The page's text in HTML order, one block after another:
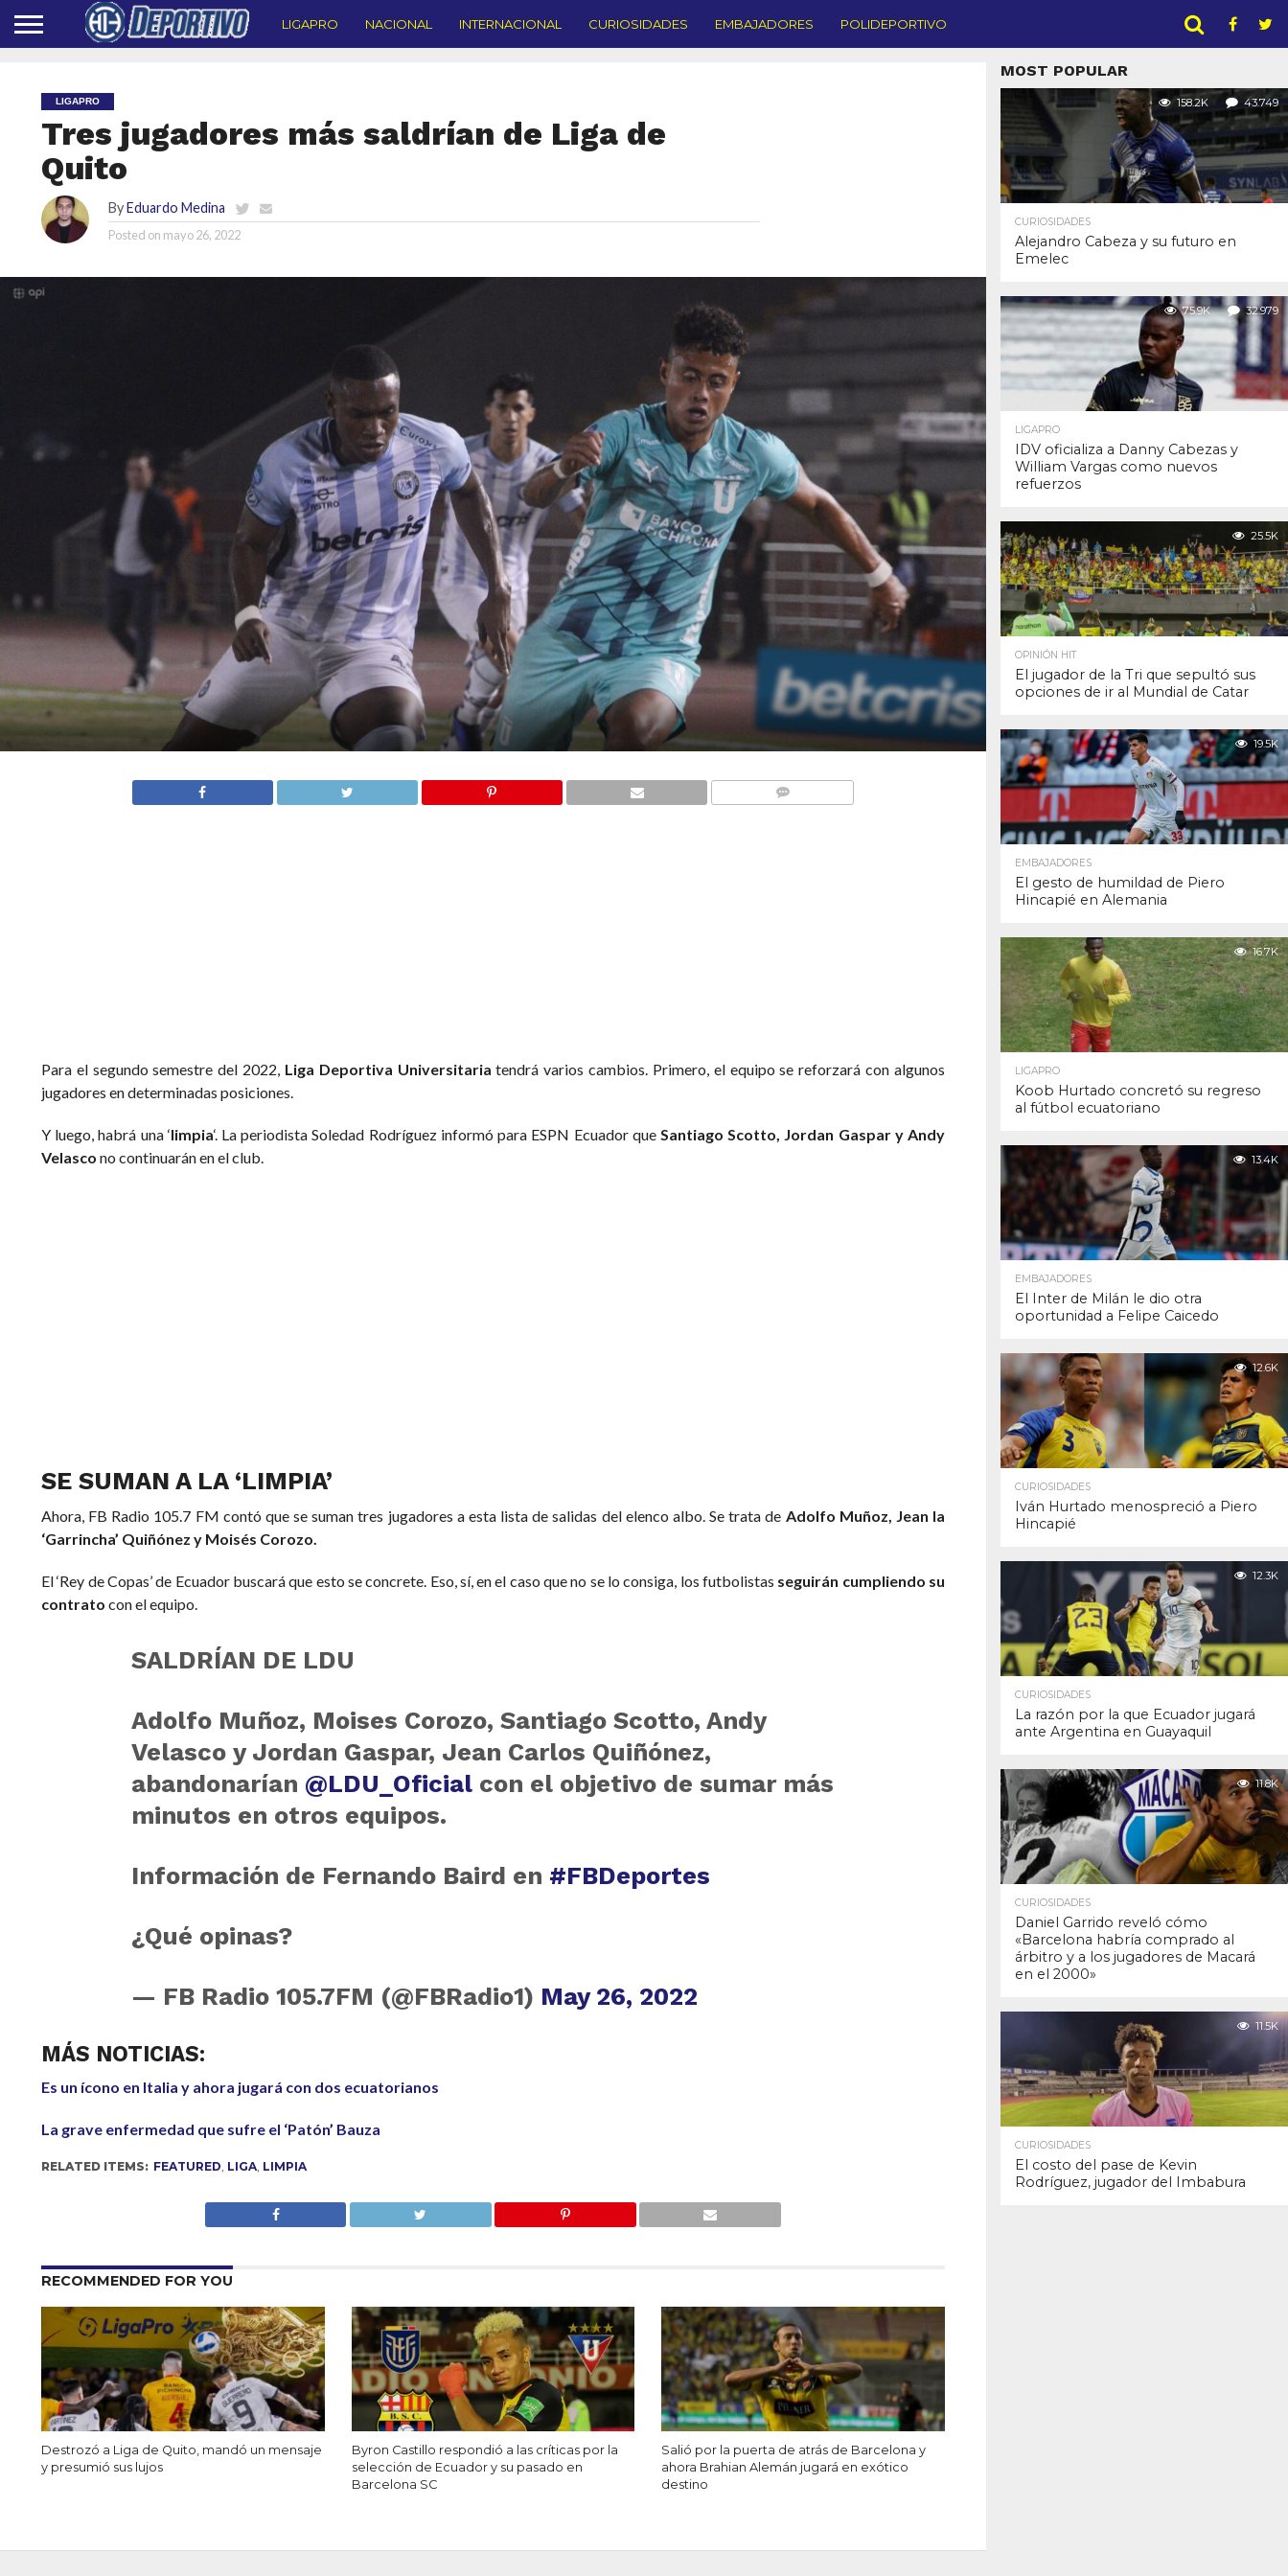
LIGAPRO NACIONAL INTERNACIONAL CURIOSIDADES EMBAJADORES POLIDEPORTIVO
LIGAPRO
Tres jugadores más saldrían de Liga de
Quito
ByEduardo Medina
Posted on mayo 26, 2022
Para el segundo semestre del 2022, Liga Deportiva Universitaria tendrá varios cambios. Primero, el equipo se reforzará con algunos
jugadores en determinadas posiciones.
Y luego, habrá una ‘limpia‘. La periodista Soledad Rodríguez informó para ESPN Ecuador que Santiago Scotto, Jordan Gaspar y Andy
Velasco no continuarán en el club.
SE SUMAN A LA ‘LIMPIA’
Ahora, FB Radio 105.7 FM contó que se suman tres jugadores a esta lista de salidas del elenco albo. Se trata de Adolfo Muñoz, Jean la
‘Garrincha’ Quiñónez y Moisés Corozo.
El ‘Rey de Copas’ de Ecuador buscará que esto se concrete. Eso, sí, en el caso que no se lo consiga, los futbolistas seguirán cumpliendo su
contrato con el equipo.
SALDRÍAN DE LDU
Adolfo Muñoz, Moises Corozo, Santiago Scotto, Andy
Velasco y Jordan Gaspar, Jean Carlos Quiñónez,
abandonarían @LDU_Oficial con el objetivo de sumar más
minutos en otros equipos.
Información de Fernando Baird en #FBDeportes
¿Qué opinas?
— FB Radio 105.7FM (@FBRadio1) May 26, 2022
MÁS NOTICIAS:
Es un ícono en Italia y ahora jugará con dos ecuatorianos
La grave enfermedad que sufre el ‘Patón’ Bauza
RELATED ITEMS: FEATURED, LIGA, LIMPIA
RECOMMENDED FOR YOU
Destrozó a Liga de Quito, mandó un mensaje
y presumió sus lujos
Byron Castillo respondió a las críticas por la
selección de Ecuador y su pasado en
Barcelona SC
Salió por la puerta de atrás de Barcelona y
ahora Brahian Alemán jugará en exótico
destino
MOST POPULAR
158.2K 43.749
CURIOSIDADES
Alejandro Cabeza y su futuro en
Emelec
75.9K 32.979
LIGAPRO
IDV oficializa a Danny Cabezas y
William Vargas como nuevos
refuerzos
25.5K
OPINIÓN HIT
El jugador de la Tri que sepultó sus
opciones de ir al Mundial de Catar
19.5K
EMBAJADORES
El gesto de humildad de Piero
Hincapié en Alemania
16.7K
LIGAPRO
Koob Hurtado concretó su regreso
al fútbol ecuatoriano
13.4K
EMBAJADORES
El Inter de Milán le dio otra
oportunidad a Felipe Caicedo
12.6K
CURIOSIDADES
Iván Hurtado menospreció a Piero
Hincapié
12.3K
CURIOSIDADES
La razón por la que Ecuador jugará
ante Argentina en Guayaquil
11.8K
CURIOSIDADES
Daniel Garrido reveló cómo
«Barcelona habría comprado al
árbitro y a los jugadores de Macará
en el 2000»
11.5K
CURIOSIDADES
El costo del pase de Kevin
Rodríguez, jugador del Imbabura